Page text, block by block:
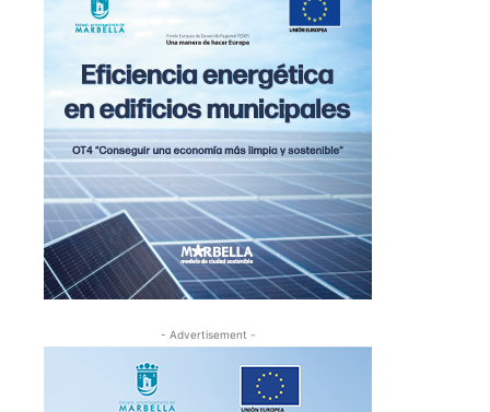
- Advertisement -